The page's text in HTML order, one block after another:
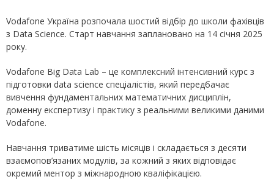
Vodafone Україна розпочала шостий відбір до школи фахівців
з Data Science. Старт навчання заплановано на 14 січня 2025
року.
Vodafone Big Data Lab – це комплексний інтенсивний курс з
підготовки data science спеціалістів, який передбачає
вивчення фундаментальних математичних дисциплін,
доменну експертизу і практику з реальними великими даними
Vodafone.
Навчання триватиме шість місяців і складається з десяти
взаємопов’язаних модулів, за кожний з яких відповідає
окремий ментор з міжнародною кваліфікацією.